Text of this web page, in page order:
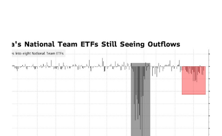
十大和二十届历次全会精神，认真落实四中全会部署，全面贯彻
习近平总书记关于“三农”工作的重要论述和重要指示精神，坚持
把解决好“三农”问题作为全党工作重中之重，坚持和加强党对“三
农”工作的全面领导，完整准确全面贯彻新发展理念，坚持稳中求
进工作总基调，坚持农业农村优先发展，坚持城乡融合发展，锚
定农业农村现代化，以推进乡村全面振兴为总抓手，以学习运用
“千万工程”经验为引领，以改革创新为根本动力，提高强农惠农